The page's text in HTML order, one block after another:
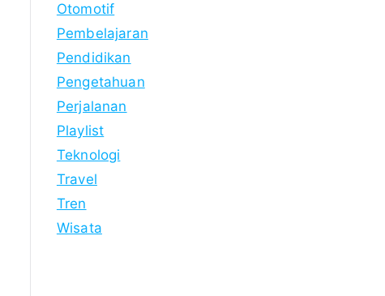
Otomotif
Pembelajaran
Pendidikan
Pengetahuan
Perjalanan
Playlist
Teknologi
Travel
Tren
Wisata